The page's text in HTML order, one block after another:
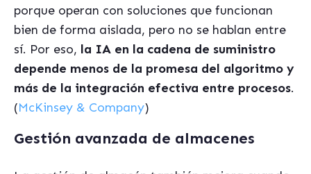
porque operan con soluciones que funcionan
bien de forma aislada, pero no se hablan entre
sí. Por eso, la IA en la cadena de suministro
depende menos de la promesa del algoritmo y
más de la integración efectiva entre procesos.
(McKinsey & Company)
Gestión avanzada de almacenes